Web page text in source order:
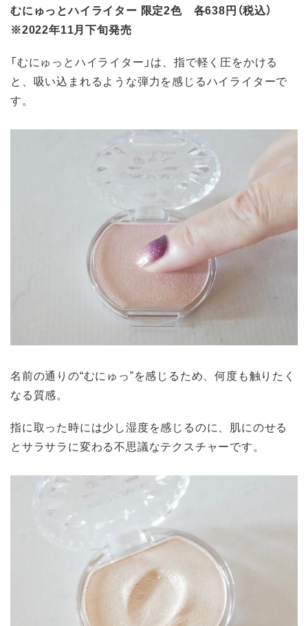
むにゅっとハイライター 限定2色 各638円（税込）
※2022年11月下旬発売
「むにゅっとハイライター」は、指で軽く圧をかける
と、吸い込まれるような弾力を感じるハイライターで
す。
名前の通りの“むにゅっ”を感じるため、何度も触りたく
なる質感。
指に取った時には少し湿度を感じるのに、肌にのせる
とサラサラに変わる不思議なテクスチャーです。